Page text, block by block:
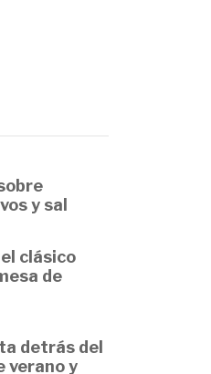
y sal
clásico
de
detrás del
verano y